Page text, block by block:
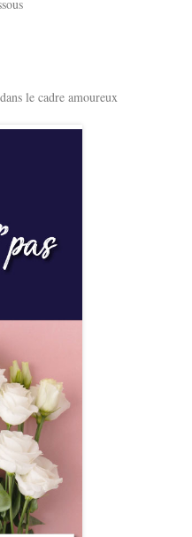
le cadre amoureux